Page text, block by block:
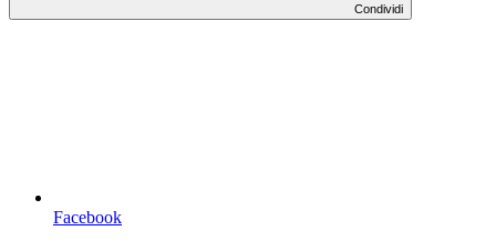
Condividi
Facebook